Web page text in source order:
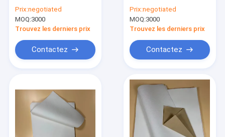
Produits
Au sujet de nous
Prix:negotiated
MOQ:3000
Trouvez les derniers prix
Contactez
place de Prefolded
pour le brasseur de la
tasse 1-3
Prix:negotiated
MOQ:3000
Trouvez les derniers prix
Contactez